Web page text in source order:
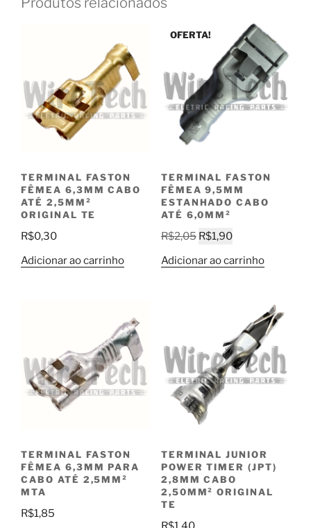
TERMINAL FASTON
FÊMEA 6,3MM CABO
ATÉ 2,5MM²
ORIGINAL TE
R$0,30
Adicionar ao carrinho
OFERTA!
TERMINAL FASTON
FÊMEA 9,5MM
ESTANHADO CABO
ATÉ 6,0MM²
R$2,05 O
original
R$1,90O
atual
Adicionar ao carrinho
TERMINAL FASTON
FÊMEA 6,3MM PARA
CABO ATÉ 2,5MM²
MTA
R$1,85
TERMINAL JUNIOR
POWER TIMER (JPT)
2,8MM CABO
2,50MM² ORIGINAL
TE